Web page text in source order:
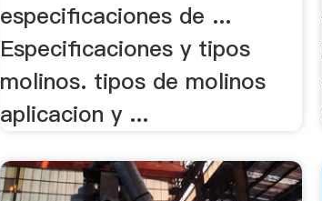
especificaciones de ...
Especificaciones y tipos
molinos. tipos de molinos
aplicacion y ...